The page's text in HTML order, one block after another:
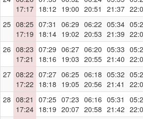
17:17 18:12 19:00 20:51
21:37
25 08:25
17:19
07:31
18:14
06:29
19:02
06:22
20:53
05:34
21:39
26 08:23
17:21
07:29
18:16
06:27
19:03
06:20
20:55
05:33
21:40
27 08:22
17:22
07:27
18:18
06:25
19:05
06:18
20:56
05:32
21:41
28 08:21
17:24
07:25
18:19
07:23
20:07
06:16
20:58
05:31
21:42